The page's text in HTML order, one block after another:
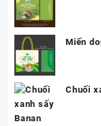
Miến
Chuối